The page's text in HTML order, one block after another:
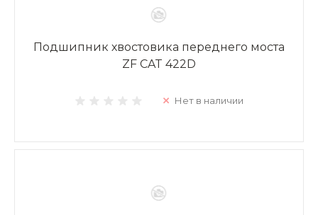
Подшипник хвостовика переднего моста
ZF CAT 422D
Нет в наличии